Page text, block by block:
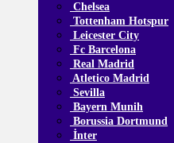
Chelsea
Tottenham Hotspur
Leicester City
Fc Barcelona
Real Madrid
Atletico Madrid
Sevilla
Bayern Munih
Borussia Dortmund
İnter